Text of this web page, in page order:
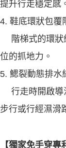
提升行走穩定感
4. 鞋底環狀包覆
階梯式的環狀
位的抓地力。
5. 鰓裂動態排水
行走時開啟導
步行或行經濕滑
【獨家免手穿專